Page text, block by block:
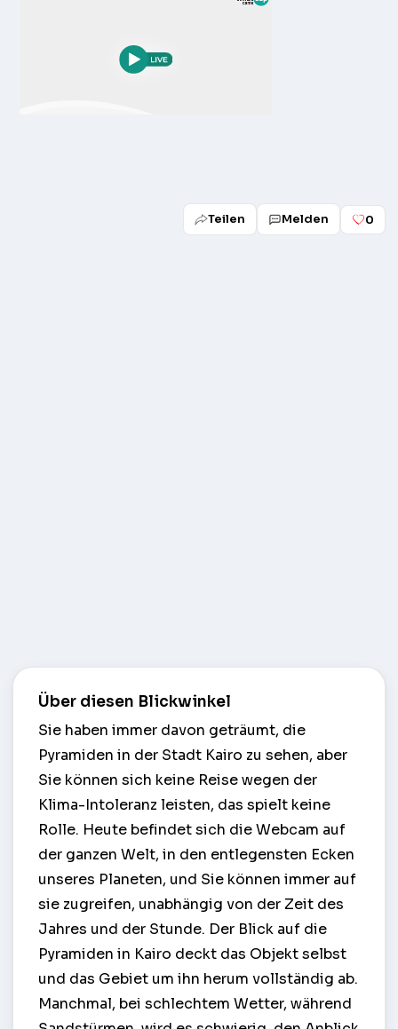
Teilen Melden 0
Über diesen Blickwinkel
Sie haben immer davon geträumt, die
Pyramiden in der Stadt Kairo zu sehen, aber
Sie können sich keine Reise wegen der
Klima-Intoleranz leisten, das spielt keine
Rolle. Heute befindet sich die Webcam auf
der ganzen Welt, in den entlegensten Ecken
unseres Planeten, und Sie können immer auf
sie zugreifen, unabhängig von der Zeit des
Jahres und der Stunde. Der Blick auf die
Pyramiden in Kairo deckt das Objekt selbst
und das Gebiet um ihn herum vollständig ab.
Manchmal, bei schlechtem Wetter, während